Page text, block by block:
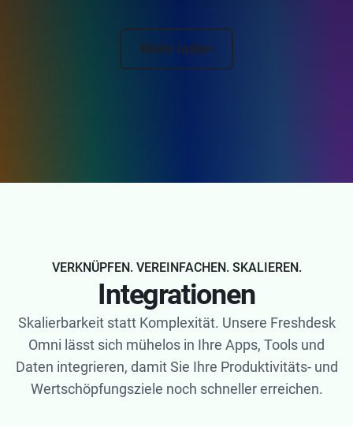
Mehr laden
VERKNÜPFEN. VEREINFACHEN. SKALIEREN.
Integrationen
Skalierbarkeit statt Komplexität. Unsere Freshdesk
Omni lässt sich mühelos in Ihre Apps, Tools und
Daten integrieren, damit Sie Ihre Produktivitäts- und
Wertschöpfungsziele noch schneller erreichen.